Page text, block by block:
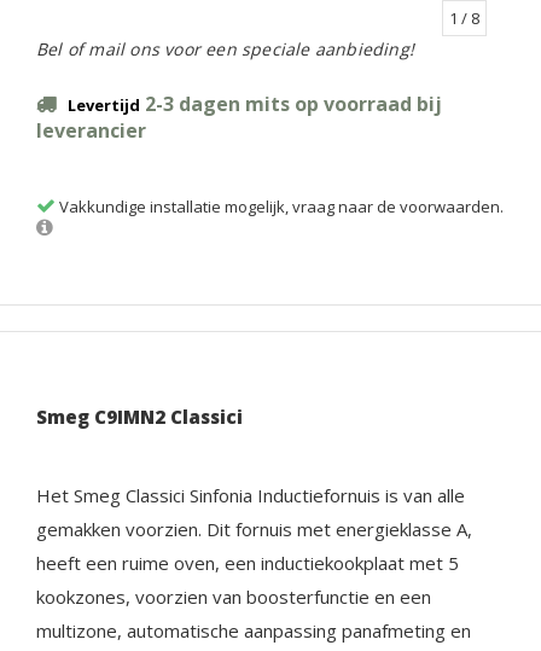
1 / 8
Bel of mail ons voor een speciale aanbieding!
Levertijd 2-3 dagen mits op voorraad bij
leverancier
Vakkundige installatie mogelijk, vraag naar de voorwaarden.
Smeg C9IMN2 Classici
Het Smeg Classici Sinfonia Inductiefornuis is van alle
gemakken voorzien. Dit fornuis met energieklasse A,
heeft een ruime oven, een inductiekookplaat met 5
kookzones, voorzien van boosterfunctie en een
multizone, automatische aanpassing panafmeting en